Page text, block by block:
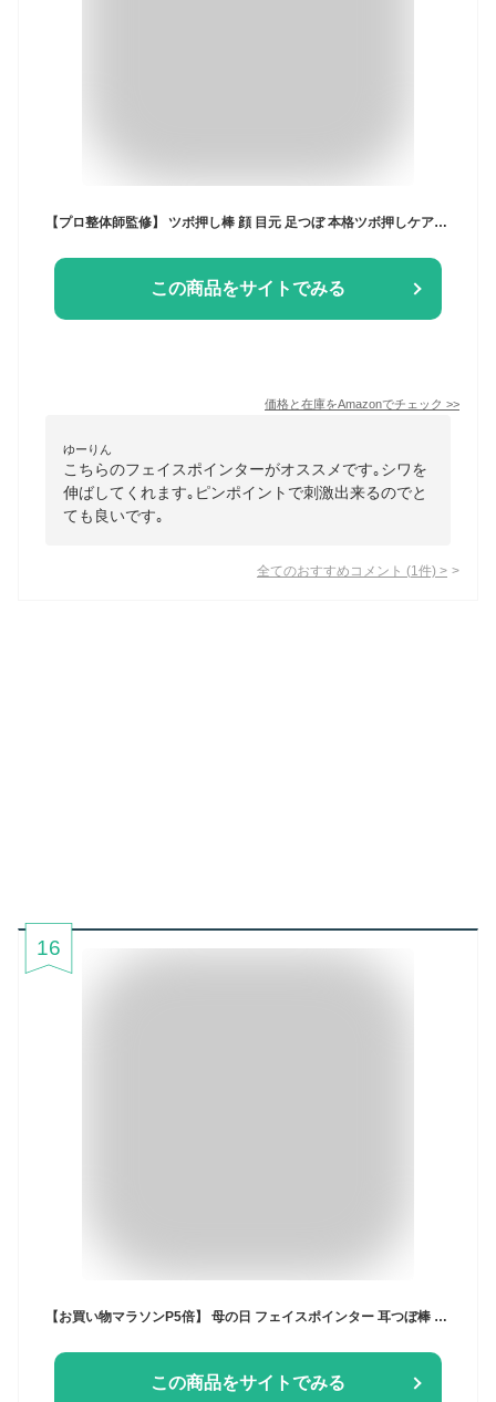
【プロ整体師監修】 ツボ押し棒 顔 目元 足つぼ 本格ツボ押しケアをご自宅で！ 丈夫なステンレス製 美顔 マッサージ棒 顔・全身用 男女兼用 (フェイシャルケア)
この商品をサイトでみる
価格と在庫をAmazonでチェック >>
ゆーりん
こちらのフェイスポインターがオススメです｡シワを
伸ばしてくれます｡ピンポイントで刺激出来るのでと
ても良いです｡
全てのおすすめコメント (1 件) >
16
【お買い物マラソンP5倍】 母の日 フェイスポインター 耳つぼ棒 スティック ツボ押し つぼ押し バネ式 ノック式 押し棒 フェイスライン 引き上げ 指圧 かっさ棒 ツール ポインター てい鍼 小顔 美顔 筋膜リリース リフトアップ 目の疲れ 母の日 Cyberplugs
この商品をサイトでみる